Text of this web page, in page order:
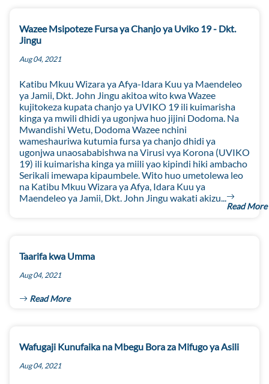
Wazee Msipoteze Fursa ya Chanjo ya Uviko 19 - Dkt.
Jingu
Aug 04, 2021
Katibu Mkuu Wizara ya Afya-Idara Kuu ya Maendeleo
ya Jamii, Dkt. John Jingu akitoa wito kwa Wazee
kujitokeza kupata chanjo ya UVIKO 19 ili kuimarisha
kinga ya mwili dhidi ya ugonjwa huo jijini Dodoma. Na
Mwandishi Wetu, Dodoma Wazee nchini
wameshauriwa kutumia fursa ya chanjo dhidi ya
ugonjwa unaosababishwa na Virusi vya Korona (UVIKO
19) ili kuimarisha kinga ya miili yao kipindi hiki ambacho
Serikali imewapa kipaumbele. Wito huo umetolewa leo
na Katibu Mkuu Wizara ya Afya, Idara Kuu ya
Maendeleo ya Jamii, Dkt. John Jingu wakati akizu...
Read More
Taarifa kwa Umma
Aug 04, 2021
Read More
Wafugaji Kunufaika na Mbegu Bora za Mifugo ya Asili
Aug 04, 2021